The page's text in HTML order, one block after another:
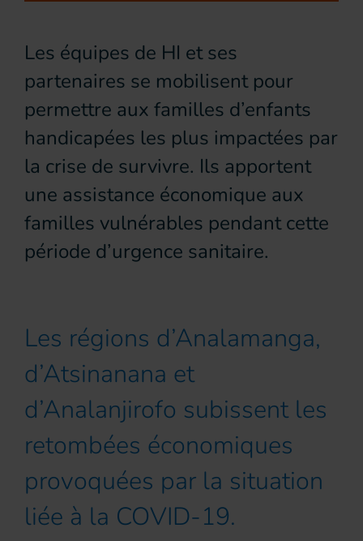
Les équipes de HI et ses
partenaires se mobilisent pour
permettre aux familles d’enfants
handicapées les plus impactées par
la crise de survivre. Ils apportent
une assistance économique aux
familles vulnérables pendant cette
période d’urgence sanitaire.
Les régions d’Analamanga,
d’Atsinanana et
d’Analanjirofo subissent les
retombées économiques
provoquées par la situation
liée à la COVID-19.